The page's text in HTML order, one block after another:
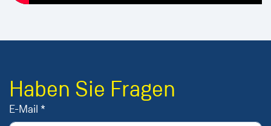
Haben Sie Fragen
E-Mail *